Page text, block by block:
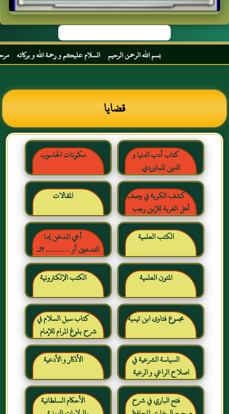
بسم الله الرحمن الرحيم السلام عليكم و رحمة الله و بركاته
قضايا
كتاب أدب الدنيا و
الدين للماوردي
مكونات الحاسوب
كشف الكربة في وصف
أهل الغربة للإبن رجب
الحنبلي رحمه الله
المقالات
الكتب العلمية
أخي المدخن إما
التدخين أو ……… ؟!ـ
حقائق وأرقام ناطقة ، لكن
لا يسمعها المدخنون حرره
خالد بن عبد الرحمن بن حمد
الشايع
المتون العلمية الكتب الإلكترونية
مجموع فتاوى ابن تيمية
كتاب سبل السلام في
شرح بلوغ المرام للإمام
الصنعاني رحمه الله
السياسة الشرعية في
اصلاح الراعي و الرعية
الأذكار و الأدعية
فتح الباري في شرح
الأحكام السلطانية